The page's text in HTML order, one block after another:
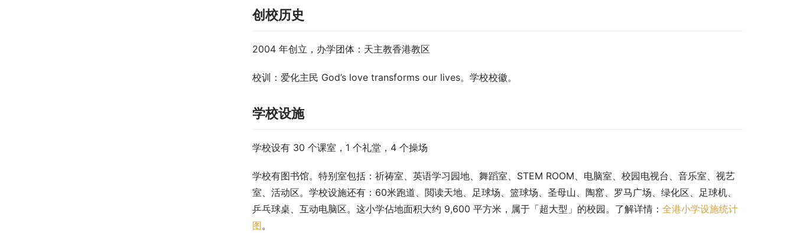
创校历史
2004 年创立，办学团体：天主教香港教区
校训：爱化主民 God’s love transforms our lives。学校校徽。
学校设施
学校设有 30 个课室，1 个礼堂，4 个操场
学校有图书馆。特别室包括：祈祷室、英语学习园地、舞蹈室、STEM ROOM、电脑室、校园电视台、音乐室、视艺
室、活动区。学校设施还有：60米跑道、閲读天地、足球场、篮球场、圣母山、陶窰、罗马广场、绿化区、足球机、
乒乓球桌、互动电脑区。这小学佔地面积大约 9,600 平方米，属于「超大型」的校园。了解详情： 全港小学设施统计
图。